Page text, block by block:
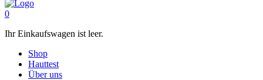
0
Ihr Einkaufswagen ist leer.
Shop
Hauttest
Über uns